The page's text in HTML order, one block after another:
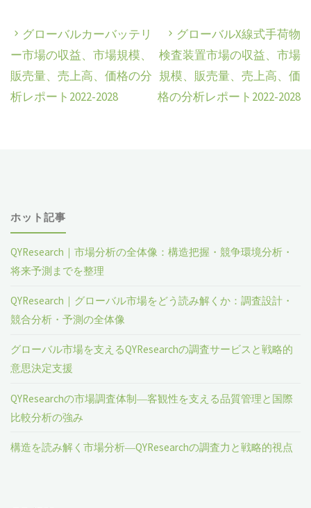
グローバルカーバッテリ
ー市場の収益、市場規模、
販売量、売上高、価格の分
析レポート2022-2028
グローバルX線式手荷物
検査装置市場の収益、市場
規模、販売量、売上高、価
格の分析レポート2022-2028
ホット記事
QYResearch｜市場分析の全体像：構造把握・競争環境分析・
将来予測までを整理
QYResearch｜グローバル市場をどう読み解くか：調査設計・
競合分析・予測の全体像
グローバル市場を支えるQYResearchの調査サービスと戦略的
意思決定支援
QYResearchの市場調査体制―客観性を支える品質管理と国際
比較分析の強み
構造を読み解く市場分析―QYResearchの調査力と戦略的視点